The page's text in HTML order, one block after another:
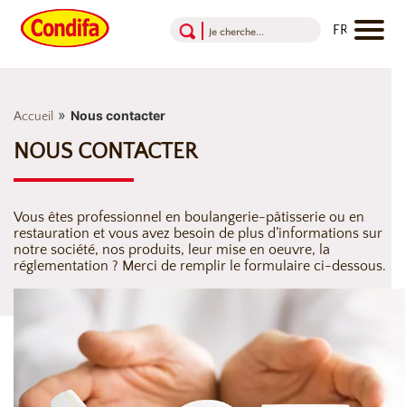
Accueil » Nous contacter
NOUS CONTACTER
Vous êtes professionnel en boulangerie-pâtisserie ou en
restauration et vous avez besoin de plus d’informations sur
notre société, nos produits, leur mise en oeuvre, la
réglementation ? Merci de remplir le formulaire ci-dessous.